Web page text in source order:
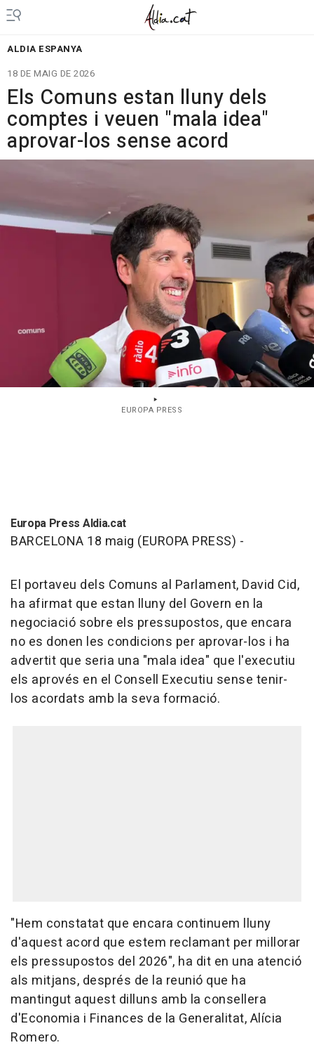
ALDIA ESPANYA
18 DE MAIG DE 2026
Els Comuns estan lluny dels
comptes i veuen "mala idea"
aprovar-los sense acord
EUROPA PRESS
Europa Press Aldia.cat
BARCELONA 18 maig (EUROPA PRESS) -
El portaveu dels Comuns al Parlament, David Cid,
ha afirmat que estan lluny del Govern en la
negociació sobre els pressupostos, que encara
no es donen les condicions per aprovar-los i ha
advertit que seria una "mala idea" que l'executiu
els aprovés en el Consell Executiu sense tenir-
los acordats amb la seva formació.
"Hem constatat que encara continuem lluny
d'aquest acord que estem reclamant per millorar
els pressupostos del 2026", ha dit en una atenció
als mitjans, després de la reunió que ha
mantingut aquest dilluns amb la consellera
d'Economia i Finances de la Generalitat, Alícia
Romero.